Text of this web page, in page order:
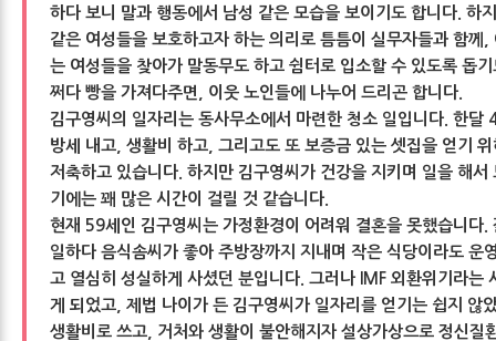
하다 보니 말과 행동에서 남성 같은 모습을 보이기도 합니다. 하
같은 여성들을 보호하고자 하는 의리로 틈틈이 실무자들과 함께
는 여성들을 찾아가 말동무도 하고 쉼터로 입소할 수 있도록 돕
쩌다 빵을 가져다주면, 이웃 노인들에 나누어 드리곤 합니다.
김구영씨의 일자리는 동사무소에서 마련한 청소 일입니다. 한달
방세 내고, 생활비 하고, 그리고도 또 보증금 있는 셋집을 얻기
저축하고 있습니다. 하지만 김구영씨가 건강을 지키며 일을 해서
기에는 꽤 많은 시간이 걸릴 것 같습니다.
현재 59세인 김구영씨는 가정환경이 어려워 결혼을 못했습니다.
일하다 음식솜씨가 좋아 주방장까지 지내며 작은 식당이라도 운
고 열심히 성실하게 사셨던 분입니다. 그러나 IMF 외환위기라는
게 되었고, 제법 나이가 든 김구영씨가 일자리를 얻기는 쉽지 않
생활비로 쓰고, 거처와 생활이 불안해지자 설상가상으로 정신질